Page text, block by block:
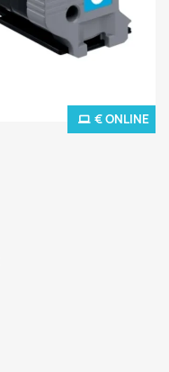
€ ONLINE